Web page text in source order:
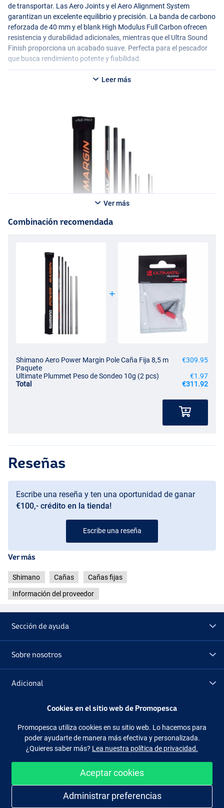
de transportar. Las Aero Joints y el Aero Alignment System
garantizan un excelente equilibrio y precisión. La banda de carbono
reforzada de 40 mm y el blank High Modulus Full Carbon ofrecen
resistencia y durabilidad adicionales, mientras que el Ultra Sound
Finish proporciona un acabado suave. Perfecta para el pescador
que busca rendimiento potente y fiabilidad.
Leer más
Ver más
Combinación recomendada
Shimano Aero Power Margin Pole Caña Fija 8,5 m
Paquete
€309.95
Ultimate Plummet Peso de Sondeo 10g (2 pcs)
€1.97
Total
€311.92
Reseñas
Escribe una reseña y ten una oportunidad de ganar
€100,- crédito en la tienda!
Escribe una reseña
Ver más
Shimano Cañas Cañas fijas
Información del proveedor
Sección de ayuda
Sobre nosotros
Adicional
Síguenos Facebook Instagram
Comprar de manera fácil y segura
Cookies en el sitio web de Promopesca
Promopesca utiliza cookies en su sitio web. Lo hacemos para
poder ayudarte de manera más efectiva y personalizada.
¿Quieres saber más? Lea nuestra política de privacidad.
Aceptar cookies
Administrar preferencias